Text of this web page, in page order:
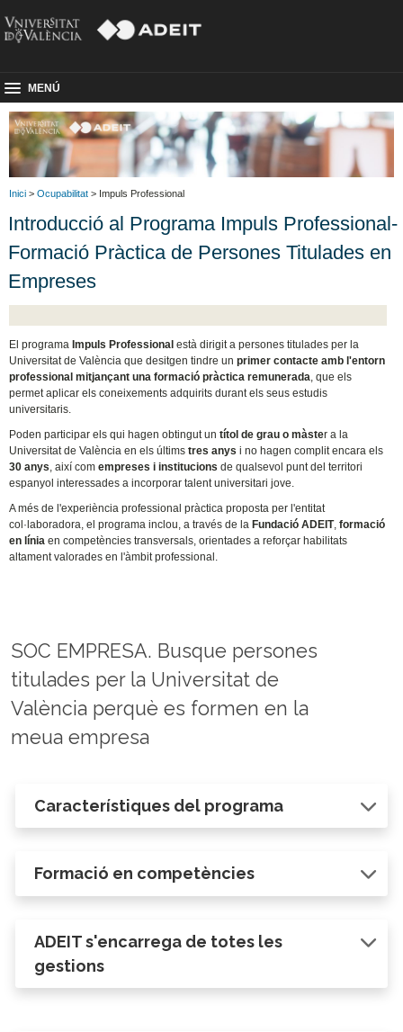
MENÚ
Inici > Ocupabilitat > Impuls Professional
Introducció al Programa Impuls Professional-
Formació Pràctica de Persones Titulades en
Empreses
El programa Impuls Professionalestà dirigit a persones titulades per la
Universitat de València que desitgen tindre un primer contacte amb l'entorn
professional mitjançant una formació pràctica remunerada, que els
permet aplicar els coneixements adquirits durant els seus estudis
universitaris.
Poden participar els qui hagen obtingut un títol de grau o màster a la
Universitat de València en els últimstres anys i no hagen complit encara els
30 anys, així comempreses i institucions de qualsevol punt del territori
espanyol interessades a incorporar talent universitari jove.
A més de l'experiència professional pràctica proposta per l'entitat
col·laboradora, el programa inclou, a través de la Fundació ADEIT,formació
en líniaen competències transversals, orientades a reforçar habilitats
altament valorades en l'àmbit professional.
SOC EMPRESA. Busque persones
titulades per la Universitat de
València perquè es formen en la
meua empresa
Característiques del programa
Formació en competències
ADEIT s'encarrega de totes les
gestions